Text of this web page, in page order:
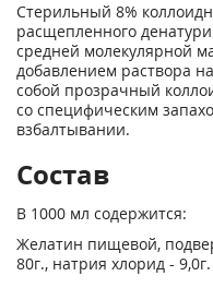
Стерильный 8%
расщепленного
средней молекулярной
добавлением раствора
собой прозрачный
со специфическим
взбалтывании.
Состав
В 1000 мл содержится:
Желатин пищевой,
80г., натрия хлорид - 9,0г.